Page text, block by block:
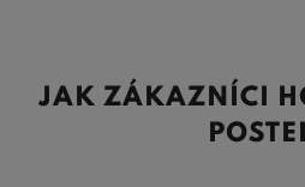
JAK ZÁKAZNÍCI